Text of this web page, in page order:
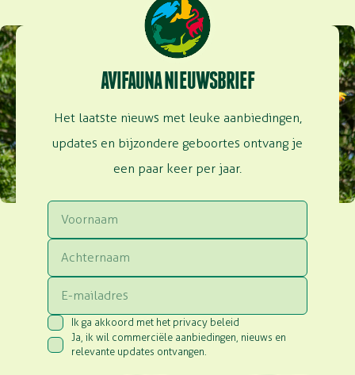
AVIFAUNA NIEUWSBRIEF
Het laatste nieuws met leuke aanbiedingen,
updates en bijzondere geboortes ontvang je
een paar keer per jaar.
Consent (Vereist)
Ik ga akkoord met het privacy beleid
Consent(Vereist)
Ja, ik wil commerciële aanbiedingen, nieuws en
relevante updates ontvangen.